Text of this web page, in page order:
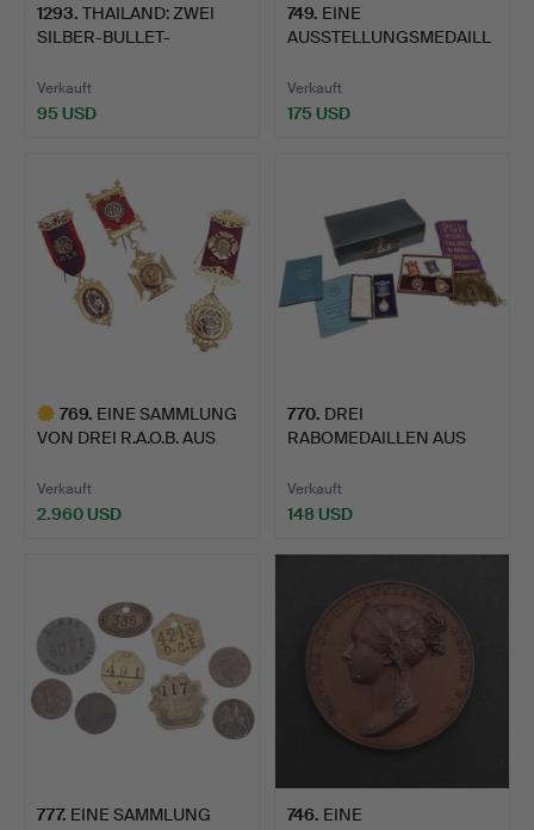
1293. THAILAND: ZWEI
SILBER-BULLET-
Verkauft
95 USD
749. EINE
AUSSTELLUNGSMEDAILL
Verkauft
175 USD
769. EINE SAMMLUNG
VON DREI R.A.O.B. AUS
Verkauft
2.960 USD
770. DREI
RABOMEDAILLEN AUS
Verkauft
148 USD
777. EINE SAMMLUNG
746. EINE